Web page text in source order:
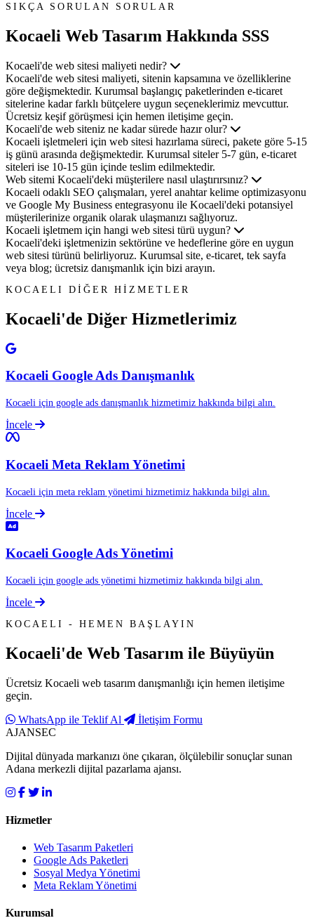
SIKÇA SORULAN SORULAR
Kocaeli Web Tasarım Hakkında SSS
Kocaeli'de web sitesi maliyeti nedir?
Kocaeli'de web sitesi maliyeti, sitenin kapsamına ve özelliklerine
göre değişmektedir. Kurumsal başlangıç paketlerinden e-ticaret
sitelerine kadar farklı bütçelere uygun seçeneklerimiz mevcuttur.
Ücretsiz keşif görüşmesi için hemen iletişime geçin.
Kocaeli'de web siteniz ne kadar sürede hazır olur?
Kocaeli işletmeleri için web sitesi hazırlama süreci, pakete göre 5-15
iş günü arasında değişmektedir. Kurumsal siteler 5-7 gün, e-ticaret
siteleri ise 10-15 gün içinde teslim edilmektedir.
Web sitemi Kocaeli'deki müşterilere nasıl ulaştırırsınız?
Kocaeli odaklı SEO çalışmaları, yerel anahtar kelime optimizasyonu
ve Google My Business entegrasyonu ile Kocaeli'deki potansiyel
müşterilerinize organik olarak ulaşmanızı sağlıyoruz.
Kocaeli işletmem için hangi web sitesi türü uygun?
Kocaeli'deki işletmenizin sektörüne ve hedeflerine göre en uygun
web sitesi türünü belirliyoruz. Kurumsal site, e-ticaret, tek sayfa
veya blog; ücretsiz danışmanlık için bizi arayın.
KOCAELI DİĞER HİZMETLER
Kocaeli'de Diğer Hizmetlerimiz
Kocaeli Google Ads Danışmanlık
Kocaeli için google ads danışmanlık hizmetimiz hakkında bilgi alın.
İncele
Kocaeli Meta Reklam Yönetimi
Kocaeli için meta reklam yönetimi hizmetimiz hakkında bilgi alın.
İncele
Kocaeli Google Ads Yönetimi
Kocaeli için google ads yönetimi hizmetimiz hakkında bilgi alın.
İncele
KOCAELI - HEMEN BAŞLAYIN
Kocaeli'de Web Tasarım ile Büyüyün
Ücretsiz Kocaeli web tasarım danışmanlığı için hemen iletişime
geçin.
WhatsApp ile Teklif Al
İletişim Formu
AJANSEC
Dijital dünyada markanızı öne çıkaran, ölçülebilir sonuçlar sunan
Adana merkezli dijital pazarlama ajansı.
Hizmetler
Web Tasarım Paketleri
Google Ads Paketleri
Sosyal Medya Yönetimi
Meta Reklam Yönetimi
Kurumsal